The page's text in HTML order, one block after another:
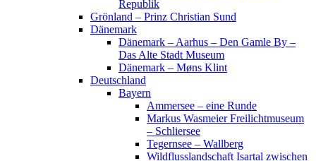
Republik
Grönland – Prinz Christian Sund
Dänemark
Dänemark – Aarhus – Den Gamle By –
Das Alte Stadt Museum
Dänemark – Møns Klint
Deutschland
Bayern
Ammersee – eine Runde
Markus Wasmeier Freilichtmuseum
– Schliersee
Tegernsee – Wallberg
Wildflusslandschaft Isartal zwischen